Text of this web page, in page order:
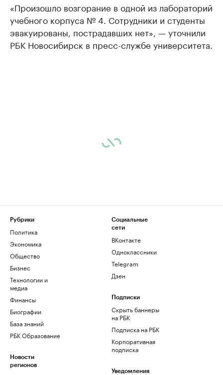
«Произошло возгорание в одной из лабораторий
учебного корпуса № 4. Сотрудники и студенты
эвакуированы, пострадавших нет», — уточнили
РБК Новосибирск в пресс-службе университета.
Рубрики
Политика
Экономика
Общество
Бизнес
Технологии и
медиа
Финансы
Биографии
База знаний
РБК Образование
Новости
регионов
Социальные
сети
ВКонтакте
Одноклассники
Telegram
Дзен
Подписки
Скрыть баннеры
на РБК
Подписка на РБК
Корпоративная
подписка
Уведомления